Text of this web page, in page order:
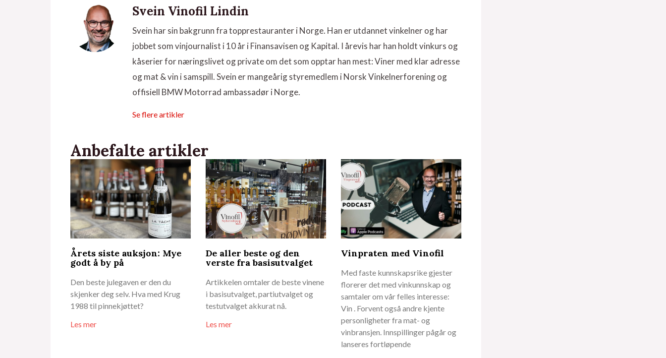
Svein Vinofil Lindin
Svein har sin bakgrunn fra topprestauranter i Norge. Han er utdannet vinkelner og har
jobbet som vinjournalist i 10 år i Finansavisen og Kapital. I årevis har han holdt vinkurs og
kåserier for næringslivet og private om det som opptar han mest: Viner med klar adresse
og mat & vin i samspill. Svein er mangeårig styremedlem i Norsk Vinkelnerforening og
offisiell BMW Motorrad ambassadør i Norge.
Se flere artikler
Anbefalte artikler
Årets siste auksjon: Mye
godt å by på
Den beste julegaven er den du
skjenker deg selv. Hva med Krug
1988 til pinnekjøttet?
Les mer
De aller beste og den
verste fra basisutvalget
Artikkelen omtaler de beste vinene
i basisutvalget, partiutvalget og
testutvalget akkurat nå.
Les mer
Vinpraten med Vinofil
Med faste kunnskapsrike gjester
florerer det med vinkunnskap og
samtaler om vår felles interesse:
Vin . Forvent også andre kjente
personligheter fra mat- og
vinbransjen. Innspillinger pågår og
lanseres fortløpende